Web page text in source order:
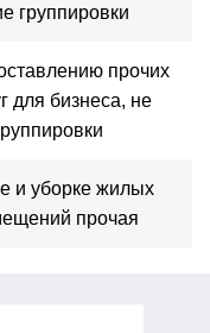
группировки
прочих
для бизнеса, не
и уборке жилых
прочая